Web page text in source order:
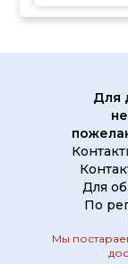
Для
Для
По
Мы